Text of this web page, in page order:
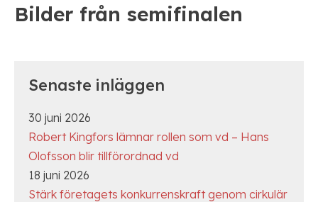
Bilder från semifinalen
Senaste inläggen
30 juni 2026
Robert Kingfors lämnar rollen som vd – Hans
Olofsson blir tillförordnad vd
18 juni 2026
Stärk företagets konkurrenskraft genom cirkulär